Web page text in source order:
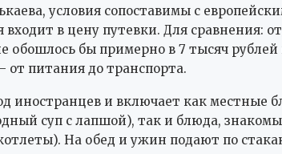
условия сопоставимы с
в цену путевки. Для сравнения:
обошлось бы примерно в 7 тысяч рублей
от питания до транспорта.
иностранцев и включает как местные
суп с лапшой), так и блюда,
На обед и ужин подают по